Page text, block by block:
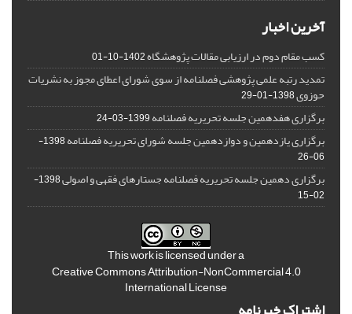
آخرین اخبار
کسب مقام دوم در ارزیابی مقالات پژوهشگاه1402-10-01
تمدید رتبه علمی پژوهشی فصلنامه از سوی شورای اعطای مجوز به نشریات
حوزوی1398-01-29
برگزاری هفدهمین جلسه تحریریه فصلنامه1399-03-24
برگزاری یازدهمین و دوازدهمین جلسه شورای تحریریه فصلنامه
1398-
06-26
برگزاری دهمین جلسه تحریریه فصلنامه جستارهای فقهی و اصولی
1398-
02-15
This work is licensed under a
Creative Commons Attribution-NonCommercial 4.0
International License